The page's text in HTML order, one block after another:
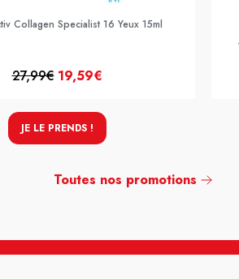
Collagen Specialist 16 Yeux 15ml
27,99€ 19,59€
JE LE PRENDS !
Toutes nos promotions